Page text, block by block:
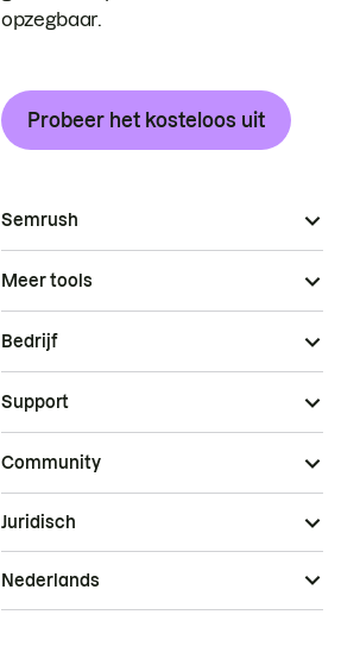
opzegbaar.
Probeer het kosteloos uit
Semrush
Meer tools
Bedrijf
Support
Community
Juridisch
Nederlands